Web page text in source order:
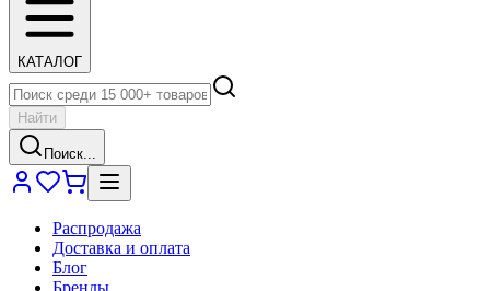
КАТАЛОГ
Найти
Поиск...
Распродажа
Доставка и оплата
Блог
Бренды